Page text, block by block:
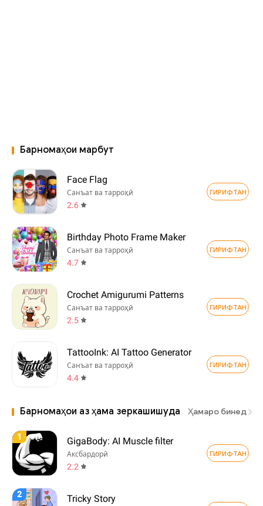
Барномаҳои марбут
Face Flag
Санъат ва тарроҳӣ
2.6
ГИРИФТАН
Birthday Photo Frame Maker
Санъат ва тарроҳӣ
4.7
ГИРИФТАН
Crochet Amigurumi Patterns
Санъат ва тарроҳӣ
2.5
ГИРИФТАН
TattooInk: AI Tattoo Generator
Санъат ва тарроҳӣ
4.4
ГИРИФТАН
Барномаҳои аз ҳама зеркашишуда Ҳамаро бинед
1 GigaBody: AI Muscle filter
Аксбардорӣ
2.2
ГИРИФТАН
2 Tricky Story